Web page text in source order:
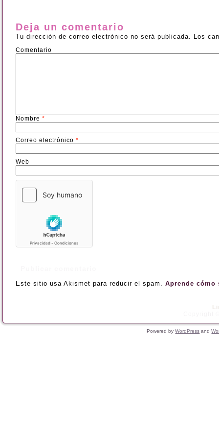
Deja un comentario
Tu dirección de correo electrónico no será publicada. Los
Comentario
Nombre *
Correo electrónico *
Web
Este sitio usa Akismet para reducir el spam. Aprende cómo
Powered byWordPress and